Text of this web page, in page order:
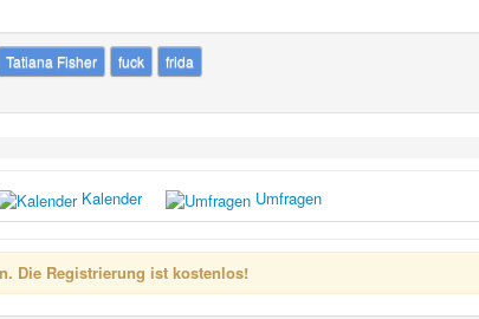
Tatiana Fisher fuck frida
Kalender Umfragen
Die Registrierung ist kostenlos!